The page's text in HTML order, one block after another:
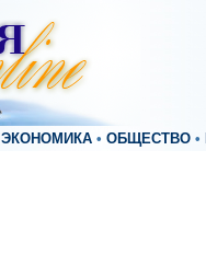
ЭКОНОМИКА • ОБЩЕСТВО •